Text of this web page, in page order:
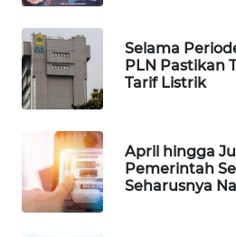
Selama
PLN Pastikan
Tarif Listrik
April hingga
Pemerintah
Seharusnya
SIDIKALANG
NEWS
SIBARAGAS
METRO
SIANTAR
NEWS